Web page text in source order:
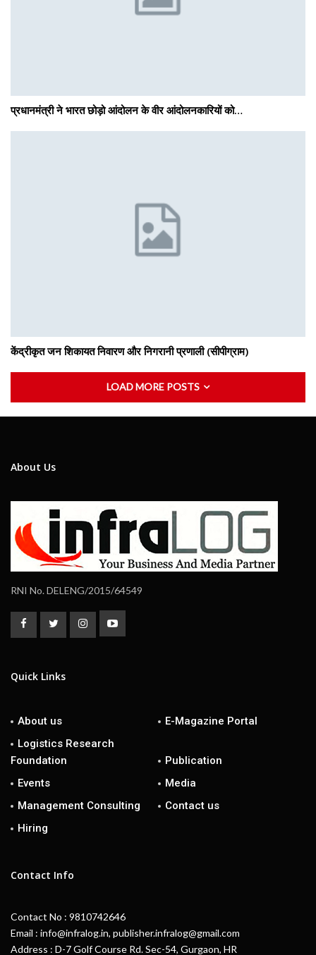
प्रधानमंत्री ने भारत छोड़ो आंदोलन के वीर आंदोलनकारियों को…
केंद्रीकृत जन शिकायत निवारण और निगरानी प्रणाली (सीपीग्राम)
LOAD MORE POSTS
About Us
RNI No. DELENG/2015/64549
Quick Links
About us
E-Magazine Portal
Logistics Research
Foundation
Publication
Events
Media
Management Consulting
Contact us
Hiring
Contact Info
Contact No : 9810742646
Email : info@infralog.in, publisher.infralog@gmail.com
Address : D-7 Golf Course Rd. Sec-54, Gurgaon, HR